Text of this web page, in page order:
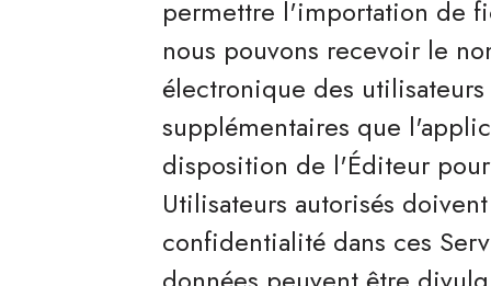
permettre l'importation de
nous pouvons recevoir le
électronique des
supplémentaires que
disposition de l'Éditeur
Utilisateurs autorisés
confidentialité dans ces